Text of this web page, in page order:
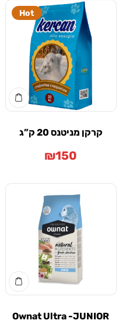
Hot
מניטנס 20 ק”ג
₪
Ownat Ultra -